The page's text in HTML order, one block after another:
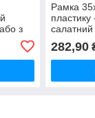
з
Рамка
282,90